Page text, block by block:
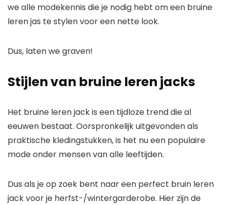
we alle modekennis die je nodig hebt om een ​​bruine
leren jas te stylen voor een nette look.
Dus, laten we graven!
Stijlen van bruine leren jacks
Het bruine leren jack is een tijdloze trend die al
eeuwen bestaat. Oorspronkelijk uitgevonden als
praktische kledingstukken, is het nu een populaire
mode onder mensen van alle leeftijden.
Dus als je op zoek bent naar een perfect bruin leren
jack voor je herfst-/wintergarderobe. Hier zijn de